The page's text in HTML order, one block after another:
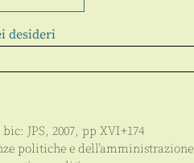
desideri
bic: JPS, 2007, pp XVI+174
politiche e dell’amministrazione